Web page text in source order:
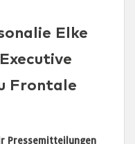
Elke
Frontale
Pressemitteilungen